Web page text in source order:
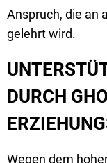
Anspruch, die an
gelehrt wird.
DURCH
Wegen dem